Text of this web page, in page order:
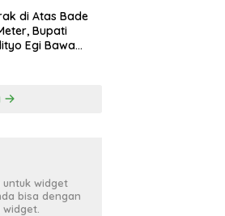
di Atas Bade
Bupati
Egi Bawa
2027
widget
bisa dengan